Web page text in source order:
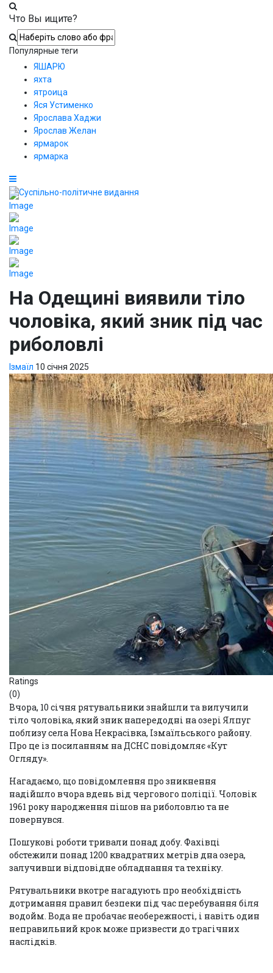
Что Вы ищите?
Популярные теги
ЯШАРЮ
яхта
ятроица
Яся Устименко
Ярослава Хаджи
Ярослав Желан
ярмарок
ярмарка
На Одещині виявили тіло
чоловіка, який зник під час
риболовлі
Ізмаїл 10 січня 2025
Ratings
(0)
Вчора, 10 січня рятувальники знайшли та вилучили
тіло чоловіка, який зник напередодні на озері Ялпуг
поблизу села Нова Некрасівка, Ізмаїльського району.
Про це із посиланням на ДСНС повідомляє «Кут
Огляду».
Нагадаємо, що повідомлення про зникнення
надійшло вчора вдень від чергового поліції. Чоловік
1961 року народження пішов на риболовлю та не
повернувся.
Пошукові роботи тривали понад добу. Фахівці
обстежили понад 1200 квадратних метрів дна озера,
залучивши відповідне обладнання та техніку.
Рятувальники вкотре нагадують про необхідність
дотримання правил безпеки під час перебування біля
водойм. Вода не пробачає необережності, і навіть один
неправильний крок може призвести до трагічних
наслідків.